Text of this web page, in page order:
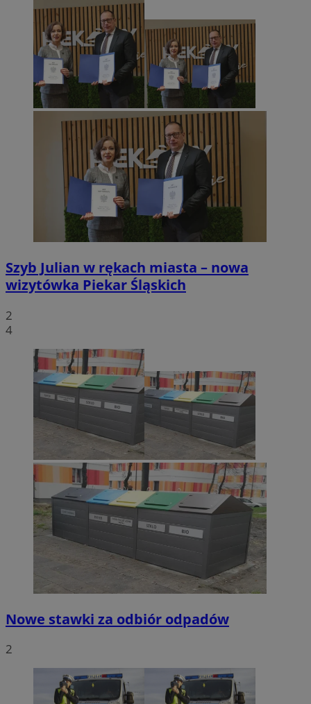
Szyb Julian w rękach miasta – nowa
wizytówka Piekar Śląskich
2
4
Nowe stawki za odbiór odpadów
2